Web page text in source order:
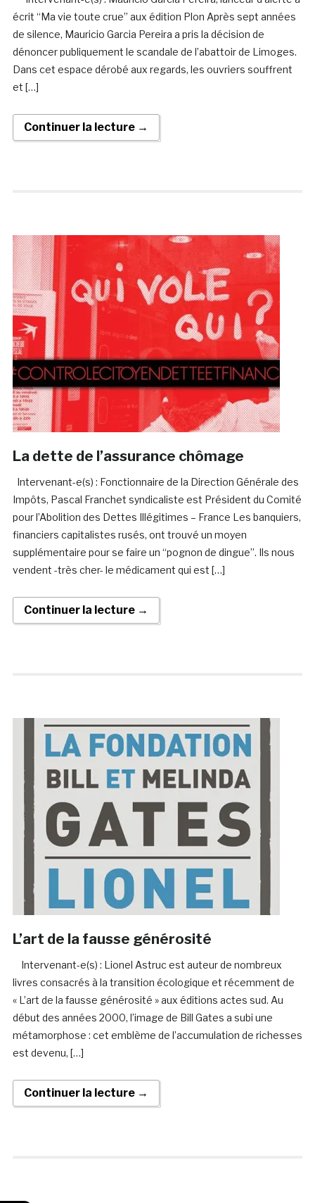
écrit “Ma vie toute crue” aux édition Plon Après sept années
de silence, Mauricio Garcia Pereira a pris la décision de
dénoncer publiquement le scandale de l’abattoir de Limoges.
Dans cet espace dérobé aux regards, les ouvriers souffrent
et […]
Continuer la lecture →
La dette de l’assurance chômage
Intervenant-e(s) : Fonctionnaire de la Direction Générale des
Impôts, Pascal Franchet syndicaliste est Président du Comité
pour l’Abolition des Dettes Illégitimes – France Les banquiers,
financiers capitalistes rusés, ont trouvé un moyen
supplémentaire pour se faire un “pognon de dingue”. Ils nous
vendent -très cher- le médicament qui est […]
Continuer la lecture →
L’art de la fausse générosité
Intervenant-e(s) : Lionel Astruc est auteur de nombreux
livres consacrés à la transition écologique et récemment de
« L’art de la fausse générosité » aux éditions actes sud. Au
début des années 2000, l’image de Bill Gates a subi une
métamorphose : cet emblème de l’accumulation de richesses
est devenu, […]
Continuer la lecture →